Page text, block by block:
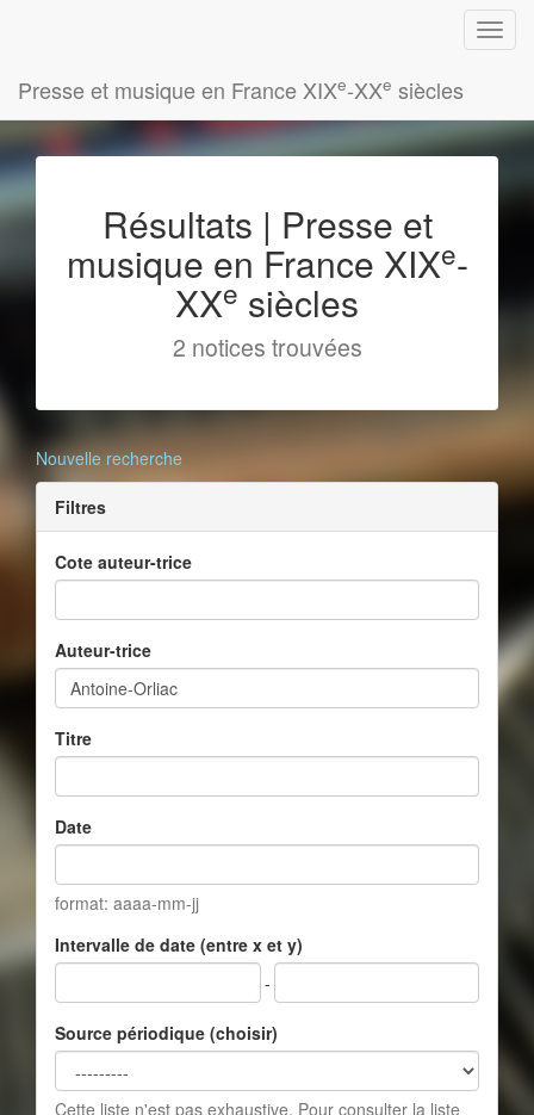
Presse et musique en France XIXe-XXe siècles
Résultats | Presse et
musique en France XIXe-
XXe siècles
2 notices trouvées
Nouvelle recherche
Filtres
Cote auteur-trice
Auteur-trice
Titre
Date
format: aaaa-mm-jj
Intervalle de date (entre x et y)
-
Source périodique (choisir)
Cette liste n'est pas exhaustive. Pour consulter la liste